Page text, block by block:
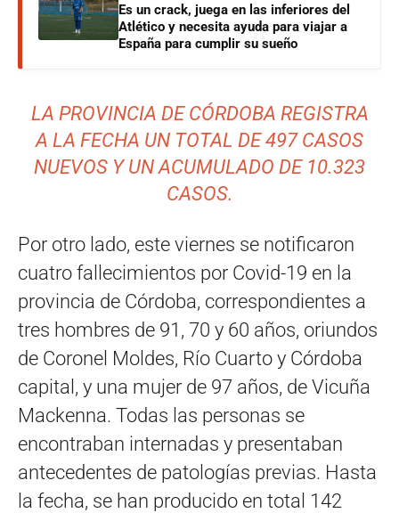
Es un crack, juega en las inferiores del
Atlético y necesita ayuda para viajar a
España para cumplir su sueño
LA PROVINCIA DE CÓRDOBA REGISTRA
A LA FECHA UN TOTAL DE 497 CASOS
NUEVOS Y UN ACUMULADO DE 10.323
CASOS.
Por otro lado, este viernes se notificaron
cuatro fallecimientos por Covid-19 en la
provincia de Córdoba, correspondientes a
tres hombres de 91, 70 y 60 años, oriundos
de Coronel Moldes, Río Cuarto y Córdoba
capital, y una mujer de 97 años, de Vicuña
Mackenna. Todas las personas se
encontraban internadas y presentaban
antecedentes de patologías previas. Hasta
la fecha, se han producido en total 142